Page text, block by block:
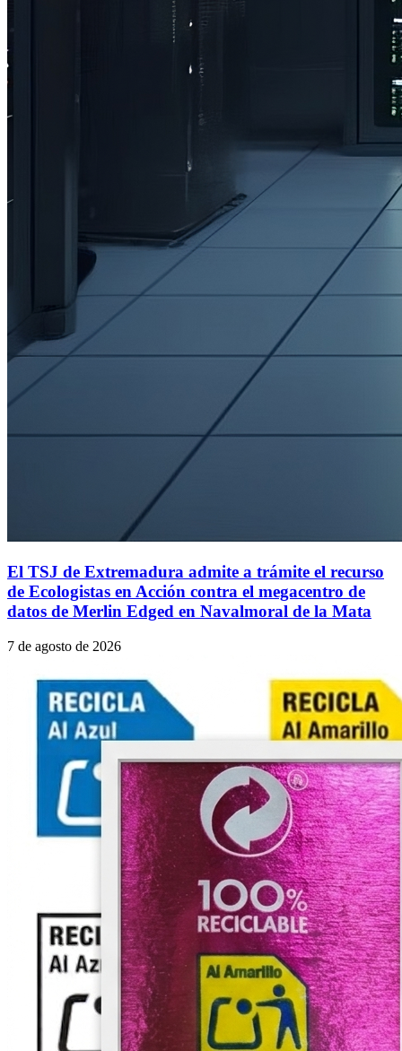
El TSJ de Extremadura admite a trámite el recurso
de Ecologistas en Acción contra el megacentro de
datos de Merlin Edged en Navalmoral de la Mata
7 de agosto de 2026